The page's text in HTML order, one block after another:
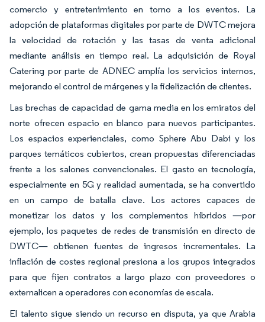
comercio y entretenimiento en torno a los eventos. La
adopción de plataformas digitales por parte de DWTC mejora
la velocidad de rotación y las tasas de venta adicional
mediante análisis en tiempo real. La adquisición de Royal
Catering por parte de ADNEC amplía los servicios internos,
mejorando el control de márgenes y la fidelización de clientes.
Las brechas de capacidad de gama media en los emiratos del
norte ofrecen espacio en blanco para nuevos participantes.
Los espacios experienciales, como Sphere Abu Dabi y los
parques temáticos cubiertos, crean propuestas diferenciadas
frente a los salones convencionales. El gasto en tecnología,
especialmente en 5G y realidad aumentada, se ha convertido
en un campo de batalla clave. Los actores capaces de
monetizar los datos y los complementos híbridos —por
ejemplo, los paquetes de redes de transmisión en directo de
DWTC— obtienen fuentes de ingresos incrementales. La
inflación de costes regional presiona a los grupos integrados
para que fijen contratos a largo plazo con proveedores o
externalicen a operadores con economías de escala.
El talento sigue siendo un recurso en disputa, ya que Arabia